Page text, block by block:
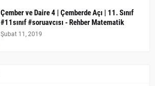
Çember ve Daire 4 | Çemberde Açı | 11. Sınıf
#11sınıf #soruavcısı - Rehber Matematik
Şubat 11, 2019